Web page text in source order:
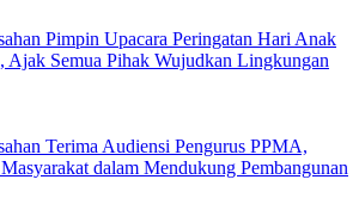
Pimpin Upacara Peringatan Hari Anak
Ajak Semua Pihak Wujudkan Lingkungan
Terima Audiensi Pengurus PPMA,
dalam Mendukung Pembangunan